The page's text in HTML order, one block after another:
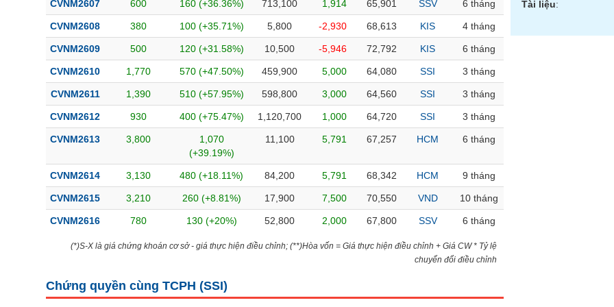
CVNM2607 600 160 (+36.36%) 713,100 1,914 65,901 SSV 6 tháng
CVNM2608 380 100 (+35.71%) 5,800 -2,930 68,613 KIS 4 tháng
CVNM2609 500 120 (+31.58%) 10,500 -5,946 72,792 KIS 6 tháng
CVNM2610 1,770 570 (+47.50%) 459,900 5,000 64,080 SSI 3 tháng
CVNM2611 1,390 510 (+57.95%) 598,800 3,000 64,560 SSI 3 tháng
CVNM2612 930 400 (+75.47%) 1,120,700 1,000 64,720 SSI 3 tháng
CVNM2613 3,800
1,070
(+39.19%)
11,100 5,791 67,257 HCM 6 tháng
CVNM2614 3,130 480 (+18.11%) 84,200 5,791 68,342 HCM 9 tháng
CVNM2615 3,210 260 (+8.81%) 17,900 7,500 70,550 VND 10 tháng
CVNM2616 780 130 (+20%) 52,800 2,000 67,800 SSV 6 tháng
(*)S-X là giá chứng khoán cơ sở - giá thực hiện điều chỉnh; (**)Hòa vốn = Giá thực hiện điều chỉnh + Giá CW * Tỷ lệ
chuyển đổi điều chỉnh
Chứng quyền cùng TCPH (SSI)
Tài liệu:
Bài viết của tác giả(-)
Báo cáo phân tích (-)
Thuật ngữ(-)
Dịch vụ(-)
Đào tạo
Sách tài chính
Công cụ đầu tư
Truyền thông tài chính